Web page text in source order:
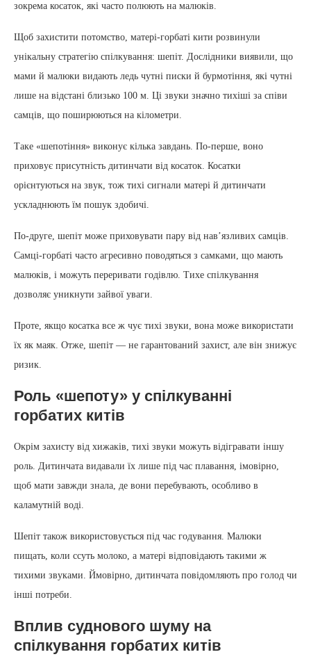
зокрема косаток, які часто полюють на малюків.
Щоб захистити потомство, матері-горбаті кити розвинули
унікальну стратегію спілкування: шепіт. Дослідники виявили, що
мами й малюки видають ледь чутні писки й бурмотіння, які чутні
лише на відстані близько 100 м. Ці звуки значно тихіші за співи
самців, що поширюються на кілометри.
Таке «шепотіння» виконує кілька завдань. По-перше, воно
приховує присутність дитинчати від косаток. Косатки
орієнтуються на звук, тож тихі сигнали матері й дитинчати
ускладнюють їм пошук здобичі.
По-друге, шепіт може приховувати пару від нав’язливих самців.
Самці-горбаті часто агресивно поводяться з самками, що мають
малюків, і можуть переривати годівлю. Тихе спілкування
дозволяє уникнути зайвої уваги.
Проте, якщо косатка все ж чує тихі звуки, вона може використати
їх як маяк. Отже, шепіт — не гарантований захист, але він знижує
ризик.
Роль «шепоту» у спілкуванні
горбатих китів
Окрім захисту від хижаків, тихі звуки можуть відігравати іншу
роль. Дитинчата видавали їх лише під час плавання, імовірно,
щоб мати завжди знала, де вони перебувають, особливо в
каламутній воді.
Шепіт також використовується під час годування. Малюки
пищать, коли ссуть молоко, а матері відповідають такими ж
тихими звуками. Ймовірно, дитинчата повідомляють про голод чи
інші потреби.
Вплив суднового шуму на
спілкування горбатих китів